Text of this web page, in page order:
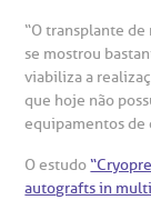
Fale Conosco
Rua Maestro
CEP: 01323-001
São Paulo - SP
social da
social
socorro
de
de
“O transplante
se mostrou
viabiliza a
que hoje não
equipamentos de
O estudo
autografts in